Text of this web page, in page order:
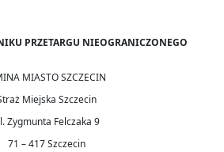
PRZETARGU NIEOGRANICZONEGO
MIASTO SZCZECIN
Miejska Szczecin
Zygmunta Felczaka 9
71 – 417 Szczecin